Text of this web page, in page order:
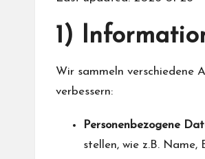
1)
Wir sammeln verschiedene
verbessern:
Personenbezogene
stellen, wie z.B.